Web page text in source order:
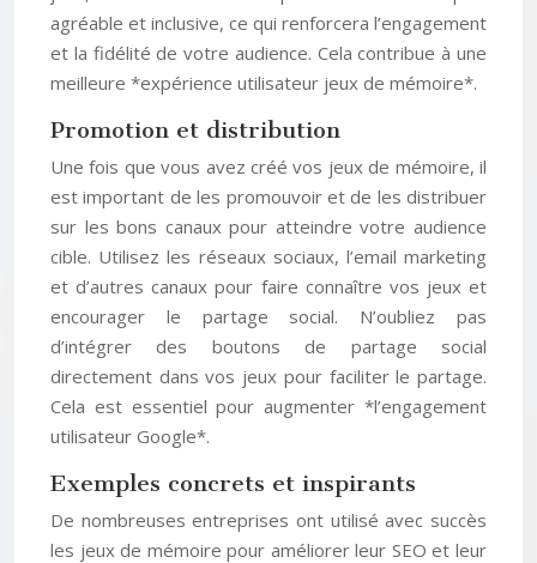
agréable et inclusive, ce qui renforcera l’engagement
et la fidélité de votre audience. Cela contribue à une
meilleure *expérience utilisateur jeux de mémoire*.
Promotion et distribution
Une fois que vous avez créé vos jeux de mémoire, il
est important de les promouvoir et de les distribuer
sur les bons canaux pour atteindre votre audience
cible. Utilisez les réseaux sociaux, l’email marketing
et d’autres canaux pour faire connaître vos jeux et
encourager le partage social. N’oubliez pas
d’intégrer des boutons de partage social
directement dans vos jeux pour faciliter le partage.
Cela est essentiel pour augmenter *l’engagement
utilisateur Google*.
Exemples concrets et inspirants
De nombreuses entreprises ont utilisé avec succès
les jeux de mémoire pour améliorer leur SEO et leur